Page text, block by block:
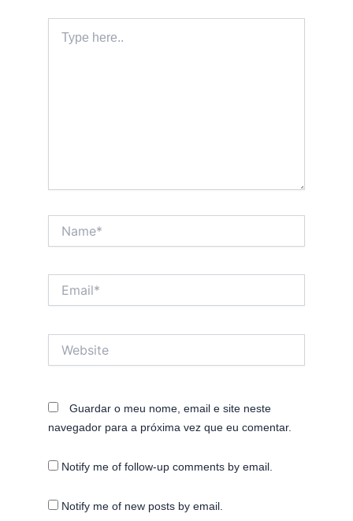
here..
Guardar o meu nome, email e site neste
navegador para a próxima vez que eu comentar.
Notify me of follow-up comments by email.
Notify me of new posts by email.